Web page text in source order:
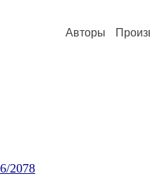
Авторы
2078